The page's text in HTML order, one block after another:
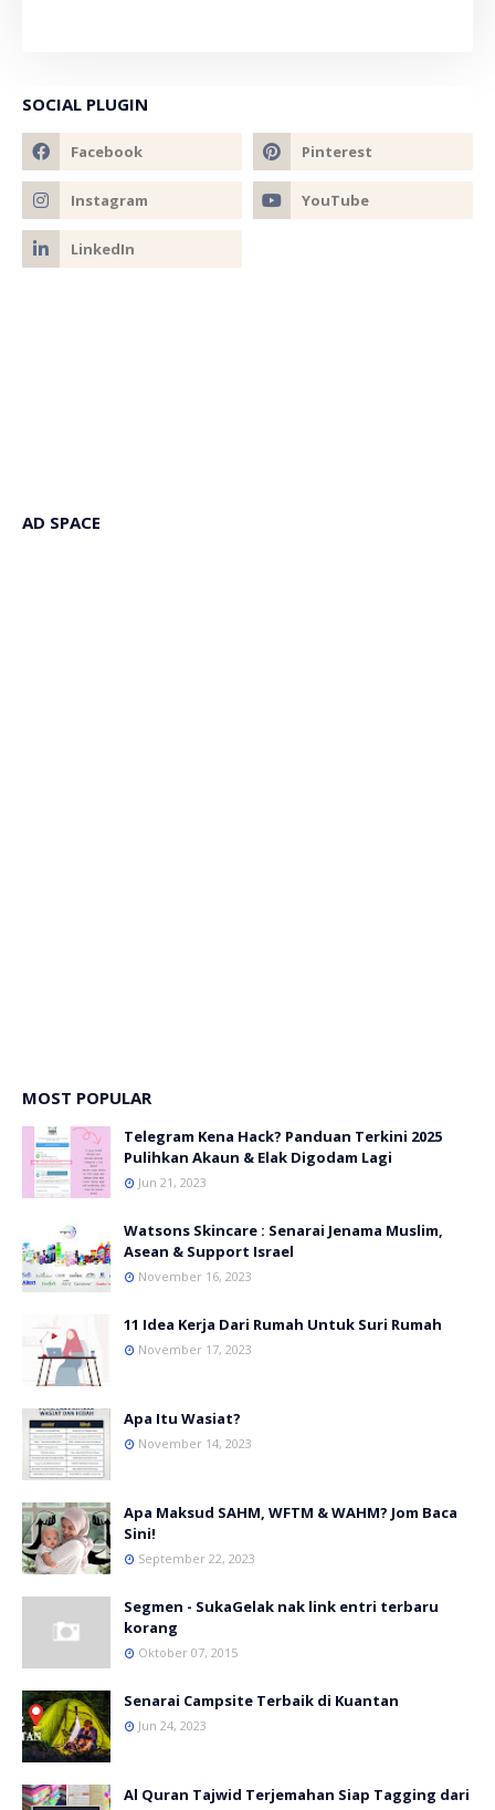
SOCIAL PLUGIN
AD SPACE
MOST POPULAR
Telegram Kena Hack? Panduan Terkini 2025
Pulihkan Akaun & Elak Digodam Lagi
Jun 21, 2023
Watsons Skincare : Senarai Jenama Muslim,
Asean & Support Israel
November 16, 2023
11 Idea Kerja Dari Rumah Untuk Suri Rumah
November 17, 2023
Apa Itu Wasiat?
November 14, 2023
Apa Maksud SAHM, WFTM & WAHM? Jom Baca
Sini!
September 22, 2023
Segmen - SukaGelak nak link entri terbaru
korang
Oktober 07, 2015
Senarai Campsite Terbaik di Kuantan
Jun 24, 2023
Al Quran Tajwid Terjemahan Siap Tagging dari